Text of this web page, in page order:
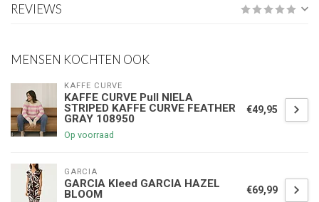
REVIEWS
MENSEN KOCHTEN OOK
KAFFE CURVE
KAFFE CURVE Pull NIELA
STRIPED KAFFE CURVE FEATHER
GRAY 108950
Op voorraad
€49,95
GARCIA
GARCIA Kleed GARCIA HAZEL
BLOOM
€69,99